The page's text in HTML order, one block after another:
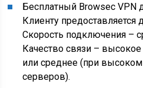
Бесплатный Browsec VPN
Клиенту предоставляется
Скорость подключения –
Качество связи –
или среднее (при
серверов).